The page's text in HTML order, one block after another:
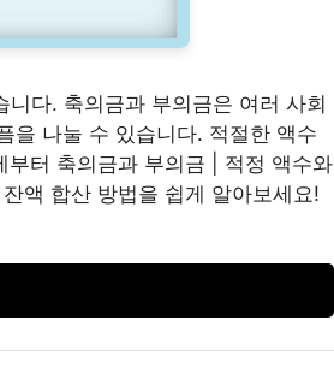
다. 축의금과 부의금은 여러 사회
을 나눌 수 있습니다. 적절한 액수
터 축의금과 부의금 | 적정 액수와
액 합산 방법을 쉽게 알아보세요!